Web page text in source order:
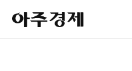
아
주
경